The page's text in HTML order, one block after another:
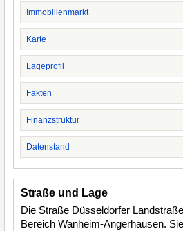
Immobilienmarkt
Karte
Lageprofil
Fakten
Finanzstruktur
Datenstand
Straße und Lage
Die Straße Düsseldorfer
Bereich Wanheim-Angerhausen.